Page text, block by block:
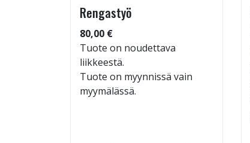
Rengastyö
80,00 €
Tuote on noudettava
liikkeestä.
Tuote on myynnissä vain
myymälässä.